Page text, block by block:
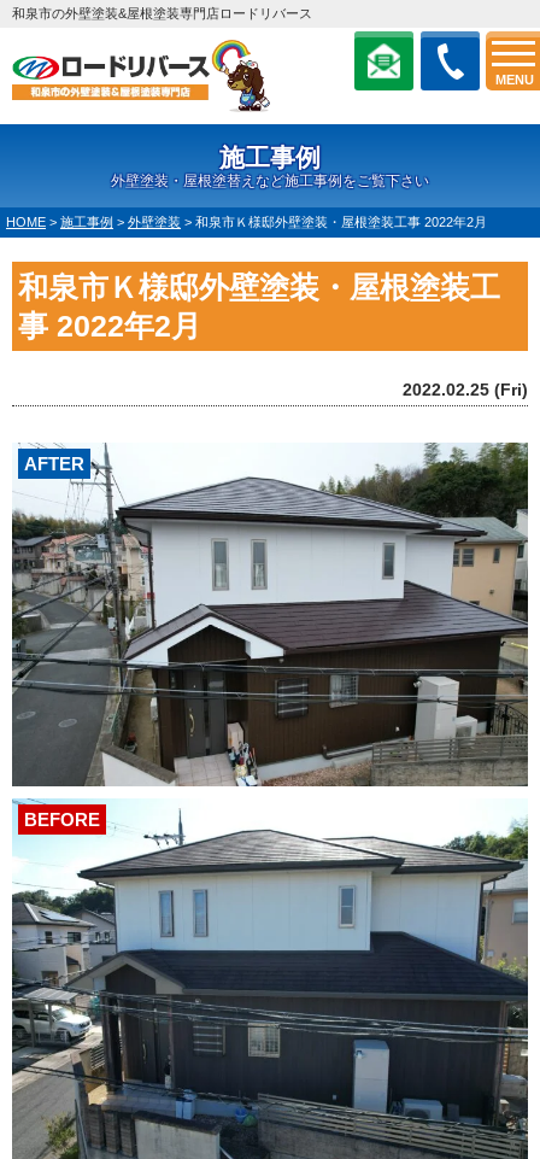
MENU
和泉市の外壁塗装&屋根塗装専門店ロードリバース
施工事例
外壁塗装・屋根塗替えなど施工事例をご覧下さい
HOME > 施工事例 > 外壁塗装 > 和泉市Ｋ様邸外壁塗装・屋根塗装工事 2022年2月
和泉市Ｋ様邸外壁塗装・屋根塗装工
事 2022年2月
2022.02.25 (Fri)
AFTER
BEFORE